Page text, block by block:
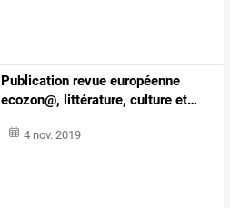
Publication revue européenne
ecozon@, littérature, culture et…
4 nov. 2019